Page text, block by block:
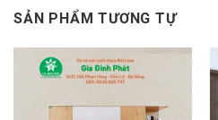
SẢN PHẨM TƯƠNG TỰ